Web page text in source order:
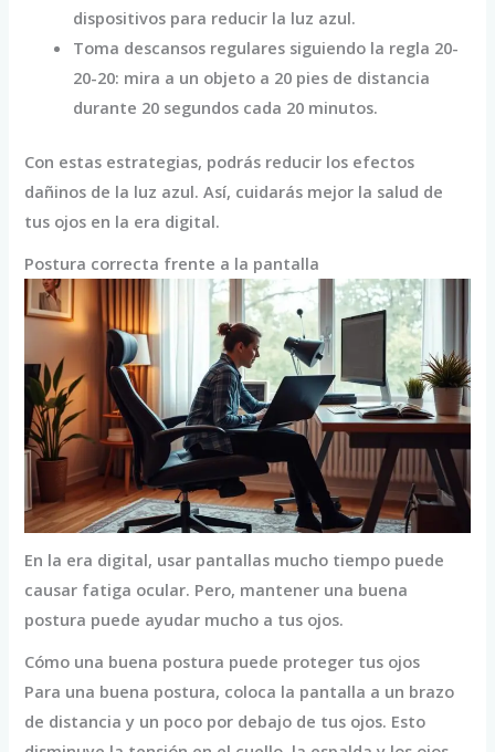
dispositivos para reducir la luz azul.
Toma descansos regulares siguiendo la regla 20-
20-20: mira a un objeto a 20 pies de distancia
durante 20 segundos cada 20 minutos.
Con estas estrategias, podrás reducir los efectos
dañinos de la luz azul. Así, cuidarás mejor la salud de
tus ojos en la era digital.
Postura correcta frente a la pantalla
En la era digital, usar pantallas mucho tiempo puede
causar fatiga ocular. Pero, mantener una buena
postura puede ayudar mucho a tus ojos.
Cómo una buena postura puede proteger tus ojos
Para una buena postura, coloca la pantalla a un brazo
de distancia y un poco por debajo de tus ojos. Esto